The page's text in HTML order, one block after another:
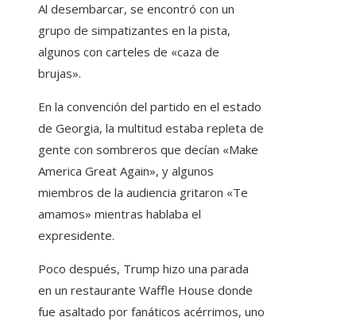
Al desembarcar, se encontró con un
grupo de simpatizantes en la pista,
algunos con carteles de «caza de
brujas».
En la convención del partido en el estado
de Georgia, la multitud estaba repleta de
gente con sombreros que decían «Make
America Great Again», y algunos
miembros de la audiencia gritaron «Te
amamos» mientras hablaba el
expresidente.
Poco después, Trump hizo una parada
en un restaurante Waffle House donde
fue asaltado por fanáticos acérrimos, uno